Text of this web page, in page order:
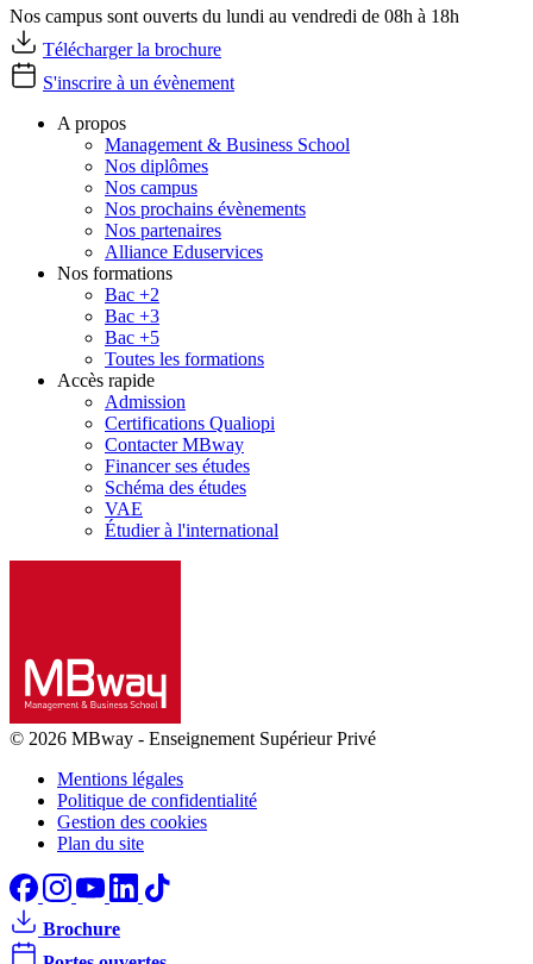
Nos campus sont ouverts du lundi au vendredi de 08h à 18h
Télécharger la brochure
S'inscrire à un évènement
A propos
Management & Business School
Nos diplômes
Nos campus
Nos prochains évènements
Nos partenaires
Alliance Eduservices
Nos formations
Bac +2
Bac +3
Bac +5
Toutes les formations
Accès rapide
Admission
Certifications Qualiopi
Contacter MBway
Financer ses études
Schéma des études
VAE
Étudier à l'international
© 2026 MBway - Enseignement Supérieur Privé
Mentions légales
Politique de confidentialité
Gestion des cookies
Plan du site
Brochure